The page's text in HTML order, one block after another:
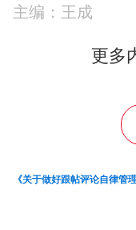
主编：王成
更多
《关于做好跟帖评论自律管